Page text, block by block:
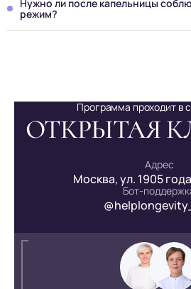
или легкую тошноту. Если такие
обратиться к врачу.
Нужно ли после капельницы
режим?
После процедуры рекомендуется
Программа проходит в
ОТКРЫТАЯ
Адрес
Москва, ул. 1905
Бот-